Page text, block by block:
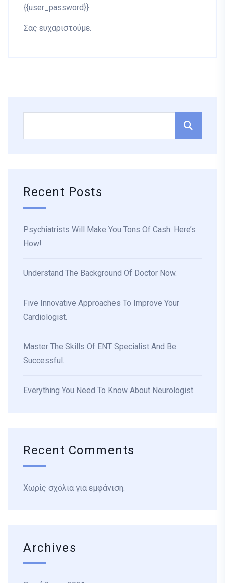
{{user_password}}
Σας ευχαριστούμε.
Recent Posts
Psychiatrists Will Make You Tons Of Cash. Here’s
How!
Understand The Background Of Doctor Now.
Five Innovative Approaches To Improve Your
Cardiologist.
Master The Skills Of ENT Specialist And Be
Successful.
Everything You Need To Know About Neurologist.
Recent Comments
Χωρίς σχόλια για εμφάνιση.
Archives